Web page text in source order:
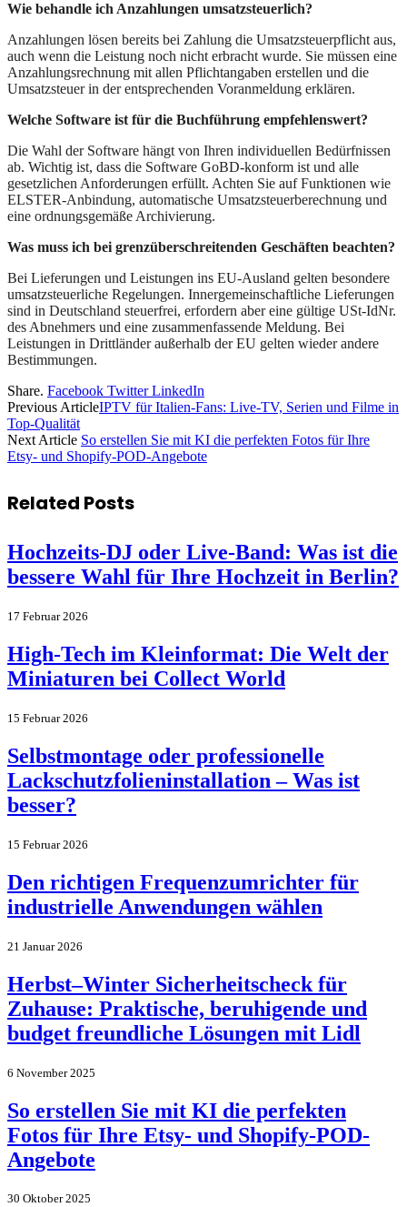
Wie behandle ich Anzahlungen umsatzsteuerlich?
Anzahlungen lösen bereits bei Zahlung die Umsatzsteuerpflicht aus,
auch wenn die Leistung noch nicht erbracht wurde. Sie müssen eine
Anzahlungsrechnung mit allen Pflichtangaben erstellen und die
Umsatzsteuer in der entsprechenden Voranmeldung erklären.
Welche Software ist für die Buchführung empfehlenswert?
Die Wahl der Software hängt von Ihren individuellen Bedürfnissen
ab. Wichtig ist, dass die Software GoBD-konform ist und alle
gesetzlichen Anforderungen erfüllt. Achten Sie auf Funktionen wie
ELSTER-Anbindung, automatische Umsatzsteuerberechnung und
eine ordnungsgemäße Archivierung.
Was muss ich bei grenzüberschreitenden Geschäften beachten?
Bei Lieferungen und Leistungen ins EU-Ausland gelten besondere
umsatzsteuerliche Regelungen. Innergemeinschaftliche Lieferungen
sind in Deutschland steuerfrei, erfordern aber eine gültige USt-IdNr.
des Abnehmers und eine zusammenfassende Meldung. Bei
Leistungen in Drittländer außerhalb der EU gelten wieder andere
Bestimmungen.
Share. Facebook Twitter LinkedIn
Previous ArticleIPTV für Italien-Fans: Live-TV, Serien und Filme in
Top-Qualität
Next Article So erstellen Sie mit KI die perfekten Fotos für Ihre
Etsy- und Shopify-POD-Angebote
Related Posts
Hochzeits-DJ oder Live-Band: Was ist die
bessere Wahl für Ihre Hochzeit in Berlin?
17 Februar 2026
High-Tech im Kleinformat: Die Welt der
Miniaturen bei Collect World
15 Februar 2026
Selbstmontage oder professionelle
Lackschutzfolieninstallation – Was ist
besser?
15 Februar 2026
Den richtigen Frequenzumrichter für
industrielle Anwendungen wählen
21 Januar 2026
Herbst–Winter Sicherheitscheck für
Zuhause: Praktische, beruhigende und
budget freundliche Lösungen mit Lidl
6 November 2025
So erstellen Sie mit KI die perfekten
Fotos für Ihre Etsy- und Shopify-POD-
Angebote
30 Oktober 2025